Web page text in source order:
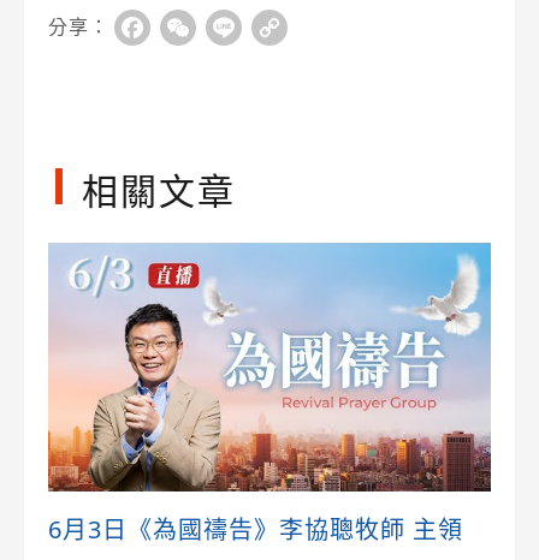
分享： FacebookWeChat
Line
相關文章
6月3日《為國禱告》李協聰牧師 主領